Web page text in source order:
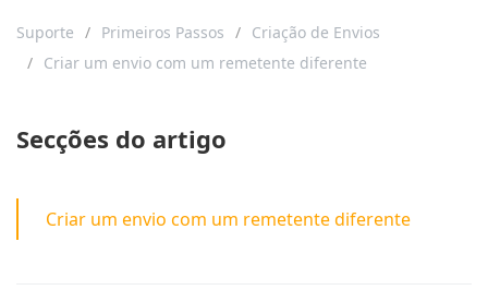
Suporte Primeiros Passos
Criação de Envios
Criar um envio com um remetente diferente
Secções do artigo
Criar um envio com um remetente diferente